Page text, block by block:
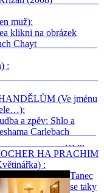
muž):
klikni na obrázek
Baruch Chayt
:
Barak
(Ve jménu
a zpěv: Shlo a
Carlebach
...
HA PRACHIM
:
Tanec
se taky